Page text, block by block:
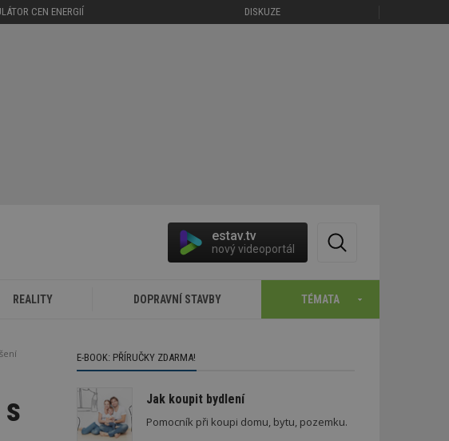
CEN ENERGIÍ DISKUZE
estav.tv
nový videoportál
REALITY DOPRAVNÍ STAVBY TÉMATA
E-BOOK: PŘÍRUČKY ZDARMA!
Jak koupit bydlení
Pomocník při koupi domu, bytu, pozemku.